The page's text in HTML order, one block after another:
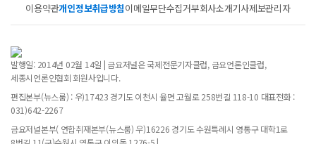
이용약관개인정보취급방침이메일무단수집거부회사소개기사제보관리자
발행일: 2014년 02월 14일 | 금요저널은 국제전문기자클럽, 금요언론인클럽,
세종시언론인협회 회원사입니다.
편집본부(뉴스룸) : 우)17423 경기도 이천시 율면 고월로 258번길 118-10 대표전화 :
031)642-2267
금요저널본부( 연합취재본부(뉴스룸) 우)16226 경기도 수원특례시 영통구 대학1로